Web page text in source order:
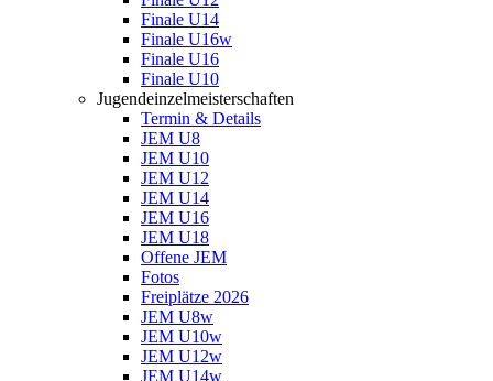
Finale U14
Finale U16w
Finale U16
Finale U10
Jugendeinzelmeisterschaften
Termin & Details
JEM U8
JEM U10
JEM U12
JEM U14
JEM U16
JEM U18
Offene JEM
Fotos
Freiplätze 2026
JEM U8w
JEM U10w
JEM U12w
JEM U14w